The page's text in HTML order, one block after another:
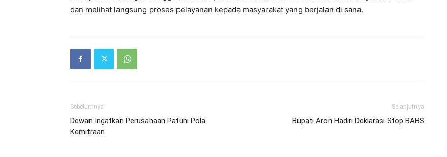
dan melihat langsung proses pelayanan kepada masyarakat yang berjalan di sana.
Sebelumnya
Dewan Ingatkan Perusahaan Patuhi Pola
Kemitraan
Selanjutnya
Bupati Aron Hadiri Deklarasi Stop BABS